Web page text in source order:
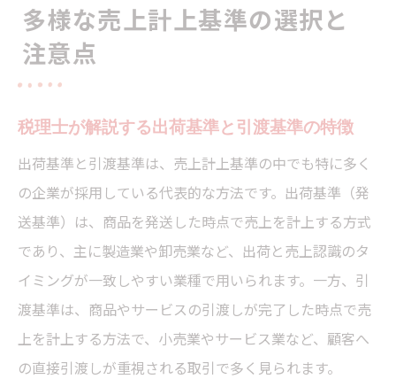
多様な売上計上基準の選択と
注意点
税理士が解説する出荷基準と引渡基準の特徴
出荷基準と引渡基準は、売上計上基準の中でも特に多く
の企業が採用している代表的な方法です。出荷基準（発
送基準）は、商品を発送した時点で売上を計上する方式
であり、主に製造業や卸売業など、出荷と売上認識のタ
イミングが一致しやすい業種で用いられます。一方、引
渡基準は、商品やサービスの引渡しが完了した時点で売
上を計上する方法で、小売業やサービス業など、顧客へ
の直接引渡しが重視される取引で多く見られます。